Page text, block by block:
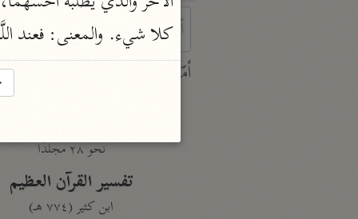
characters for results.
أمّهات
نحو ٢٨ مجلدًا
تفسير القرآن العظيم
ابن كثير (٧٧٤ هـ)
كلا شيء. والمعنى: فعند